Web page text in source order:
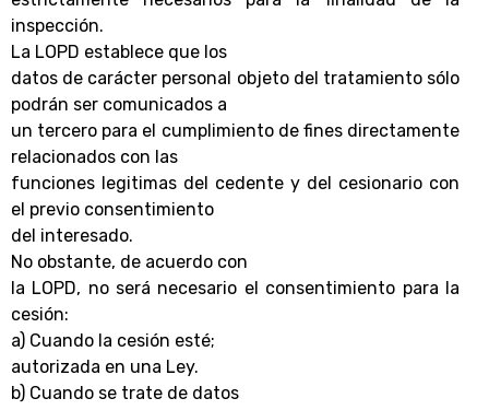
inspección.
La LOPD establece que los
datos de carácter personal objeto del tratamiento sólo
podrán ser comunicados a
un tercero para el cumplimiento de fines directamente
relacionados con las
funciones legitimas del cedente y del cesionario con
el previo consentimiento
del interesado.
No obstante, de acuerdo con
la LOPD, no será necesario el consentimiento para la
cesión:
a) Cuando la cesión esté;
autorizada en una Ley.
b) Cuando se trate de datos